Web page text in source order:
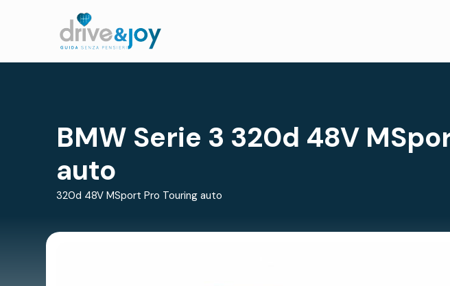
BMW Serie 3 320d 48V
auto
320d 48V MSport Pro Touring auto